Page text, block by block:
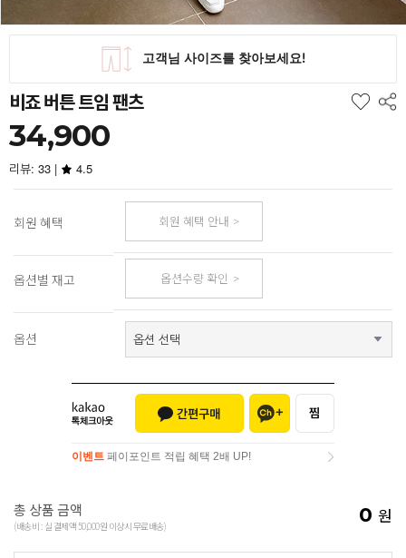
비죠 버튼 트임 팬츠
34,900
리뷰: 33 | 4.5
회원 혜택 회원 혜택 안내
옵션별 재고 옵션수량 확인
옵션
이벤트 페이포인트 적립 혜택 2배 UP!
총 상품 금액
(배송비 : 실 결제액 50,000원 이상시 무료배송) 0 원